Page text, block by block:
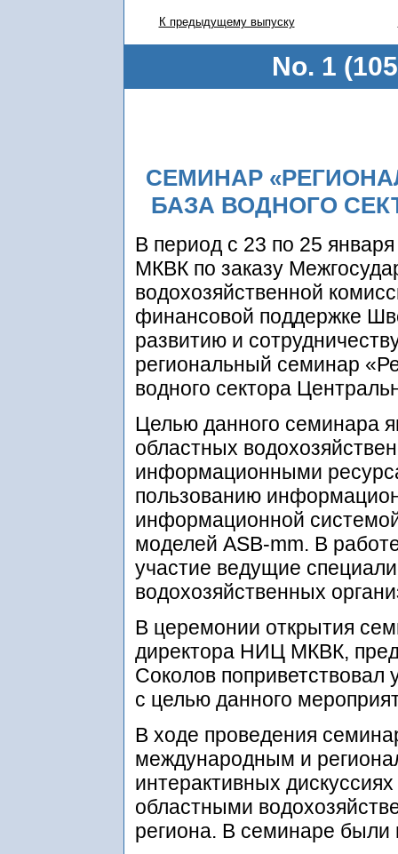
К предыдущему выпуску
No. 1
СЕМИНАР
БАЗА ВОДНОГО
В период с 23 по 25
МКВК по заказу
водохозяйственной
финансовой поддержке
развитию и
региональный семинар
водного сектора
Целью данного семинара
областных
информационными
пользованию
информационной
моделей ASB-mm. В
участие ведущие
водохозяйственных
В церемонии открытия
директора НИЦ МКВК,
Соколов поприветствовал
с целью данного
В ходе проведения
международным и
интерактивных
областными
региона. В семинаре